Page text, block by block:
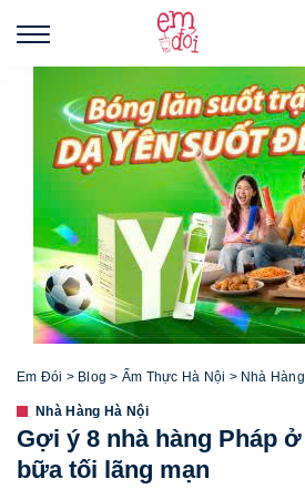
Em Đói > Blog > Ẩm Thực Hà Nội > Nhà
Nhà Hàng Hà Nội
Gợi ý 8 nhà hàng Pháp
bữa tối lãng mạn